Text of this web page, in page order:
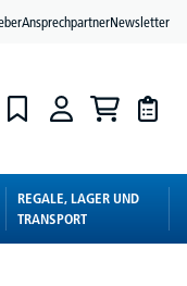
AnsprechpartnerNewsletter
REGALE, LAGER UND
TRANSPORT